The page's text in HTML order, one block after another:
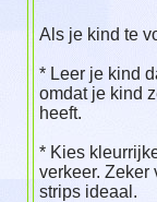
Als je kind te
* Leer je kind
omdat je kind
heeft.
* Kies
verkeer. Zeker
strips ideaal.